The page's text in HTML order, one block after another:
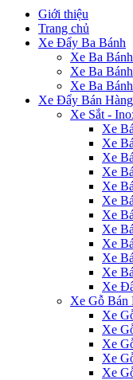
Giới thiệu
Trang chủ
Xe Đẩy Ba Bánh
Xe Ba
Xe Ba
Xe Ba
Xe Đẩy Bán Hàng
Xe Sắt -
Xe
Xe
Xe
Xe
Xe
Xe
Xe
Xe
Xe
Xe
Xe
Xe
Xe Gỗ Bán
Xe
Xe
Xe
Xe
Xe